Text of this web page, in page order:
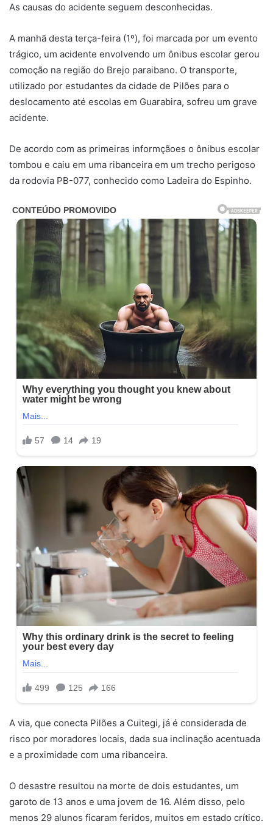
As causas do acidente seguem desconhecidas.
A manhã desta terça-feira (1º), foi marcada por um evento
trágico, um acidente envolvendo um ônibus escolar gerou
comoção na região do Brejo paraibano. O transporte,
utilizado por estudantes da cidade de Pilões para o
deslocamento até escolas em Guarabira, sofreu um grave
acidente.
De acordo com as primeiras informçãoes o ônibus escolar
tombou e caiu em uma ribanceira em um trecho perigoso
da rodovia PB-077, conhecido como Ladeira do Espinho.
A via, que conecta Pilões a Cuitegi, já é considerada de
risco por moradores locais, dada sua inclinação acentuada
e a proximidade com uma ribanceira.
O desastre resultou na morte de dois estudantes, um
garoto de 13 anos e uma jovem de 16. Além disso, pelo
menos 29 alunos ficaram feridos, muitos em estado crítico.